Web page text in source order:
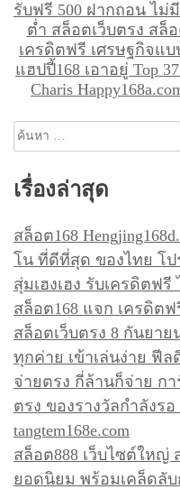
แ
น
ว
รื่
อ
ง
รับฟรี 500 ฝากถอน ไม่
ต่ำ สล็อตเว็บตรง สล็
เครดิตฟรี เศรษฐกิจแ
แฮปปี้168 เอาอยู่ Top
Charis
ค้นหา
เรื่องล่าสุด
สล็อต168
โน ที่ดีที่สุด ของไทย โป
สุ่มเฮงเฮง รับเครดิตฟ
สล็อต168 แจก เครดิตฟ
สล็อตเว็บตรง 8 กันยาย
ทุกค่าย เข้าเล่นง่าย ฟี
จ่ายตรง กี่ล้านก็จ่าย ก
ตรง ของรางวัลกำลังรอ
tangtem168e.com
สล็อต888 เว็บไซต์ใหญ่
ยอดนิยม พร้อมเคล็ดลับ